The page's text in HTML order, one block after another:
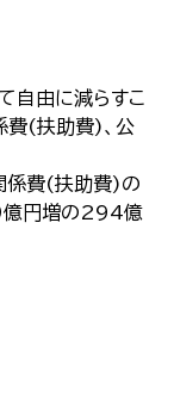
自由に減らすこ
費(扶助費)、公
係費(扶助費)の
億円増の294億